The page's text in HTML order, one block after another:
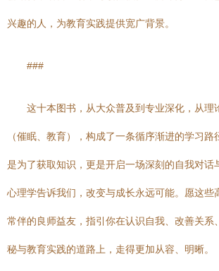
兴趣的人，为教育实践提供宽广背景。
###
这十本图书，从大众普及到专业深化，从理
（催眠、教育），构成了一条循序渐进的学习路
是为了获取知识，更是开启一场深刻的自我对话
心理学告诉我们，改变与成长永远可能。愿这些
常伴的良师益友，指引你在认识自我、改善关系
秘与教育实践的道路上，走得更加从容、明晰。